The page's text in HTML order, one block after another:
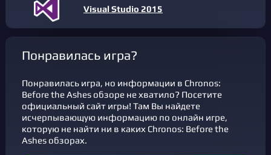
Visual Studio 2015
Понравилась игра?
Понравилась игра, но информации в Chronos:
Before the Ashes обзоре не хватило? Посетите
официальный сайт игры! Там Вы найдете
исчерпывающую информацию по онлайн игре,
которую не найти ни в каких Chronos: Before the
Ashes обзорах.